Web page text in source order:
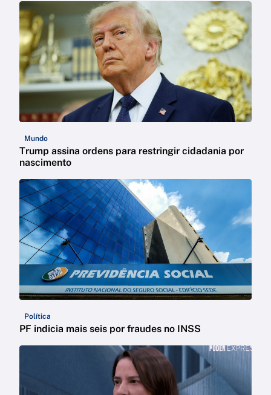
Mundo
Trump assina ordens para restringir cidadania por
nascimento
Política
PF indicia mais seis por fraudes no INSS